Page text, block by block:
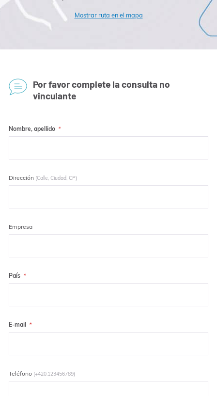
Mostrar ruta en el mapa
Por favor complete la consulta no
vinculante
Nombre, apellido
Dirección (Calle, Ciudad, CP)
Empresa
País
E-mail
Teléfono (+420.123456789)